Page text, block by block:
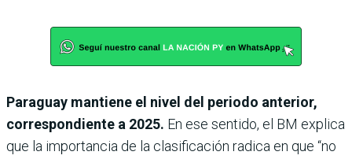
Paraguay mantiene el nivel del periodo anterior,
correspondiente a 2025. En ese sentido, el BM explica
que la importancia de la clasificación radica en que “no